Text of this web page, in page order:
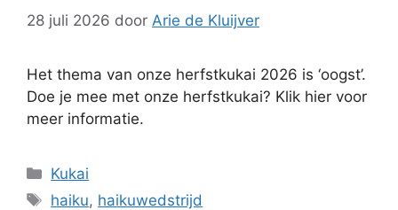
28 juli 2026 door Arie de Kluijver
Het thema van onze herfstkukai 2026 is ‘oogst’.
Doe je mee met onze herfstkukai? Klik hier voor
meer informatie.
Categorieën
Kukai
Tags
haiku, haikuwedstrijd